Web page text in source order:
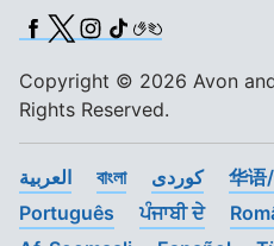
Facebook
X (Twitter)
Instagram
TikTok
BSL
Copyright © 2026 Avon
Rights Reserved.
العربية বাংলা کوردی 华语
Português
ਪੰਜਾਬੀ ਦੇ